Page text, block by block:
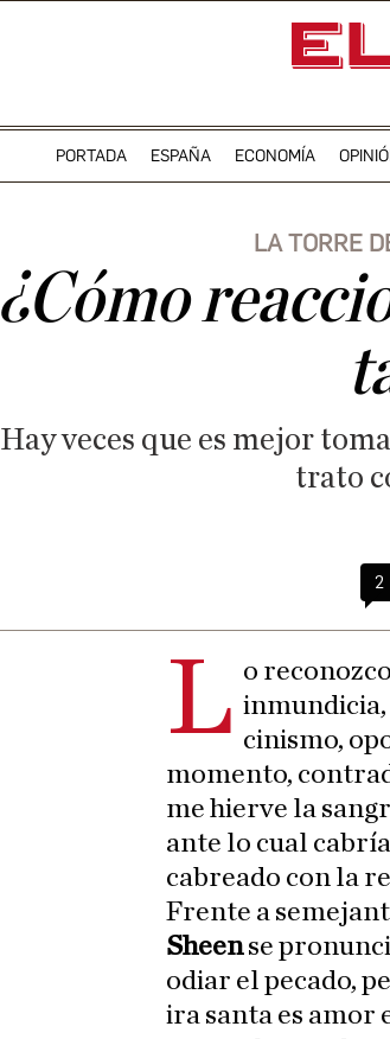
PORTADA ESPAÑA ECONOMÍA
LA TORRE
¿Cómo
Hay veces que es mejor
trato
2
L o
cinismo,
momento,
me hierve la
ante lo cual
cabreado con la
Frente a
Sheense
odiar el pecado,
ira santa es amor